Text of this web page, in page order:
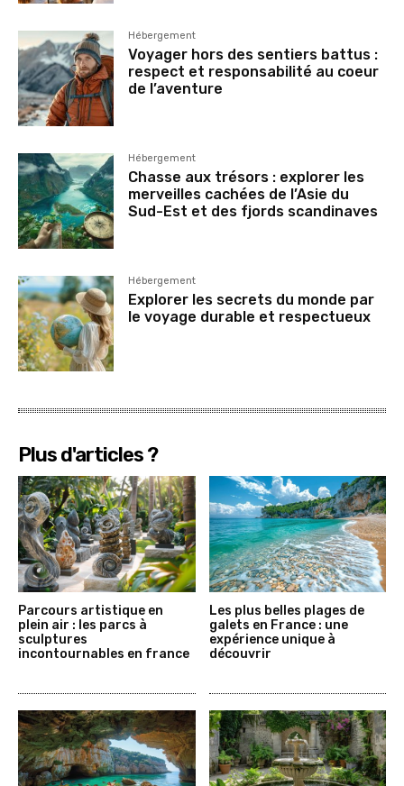
Hébergement
Voyager hors des sentiers battus :
respect et responsabilité au coeur
de l’aventure
Hébergement
Chasse aux trésors : explorer les
merveilles cachées de l’Asie du
Sud-Est et des fjords scandinaves
Hébergement
Explorer les secrets du monde par
le voyage durable et respectueux
Plus d'articles ?
Parcours artistique en
plein air : les parcs à
sculptures
incontournables en france
Les plus belles plages de
galets en France : une
expérience unique à
découvrir